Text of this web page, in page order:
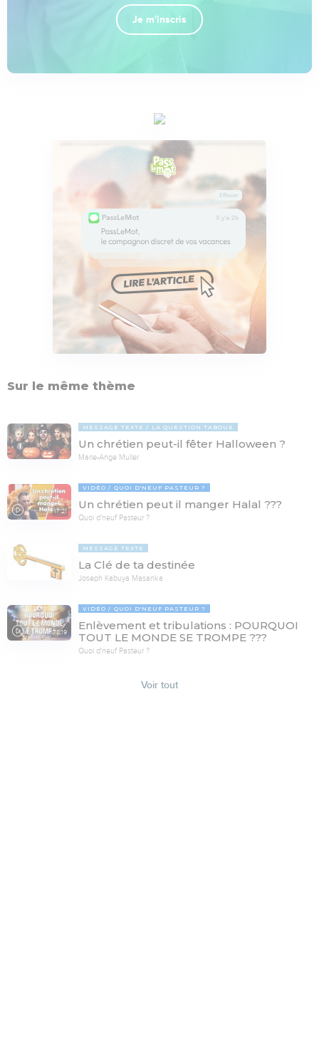
Je m'inscris
Sur le même thème
MESSAGE TEXTE LA QUESTION TABOUE
Un chrétien peut-il fêter Halloween ?
Marie-Ange Muller
17:21
VIDÉO QUOI D'NEUF PASTEUR ?
Un chrétien peut il manger Halal ???
Quoi d'neuf Pasteur ?
MESSAGE TEXTE
La Clé de ta destinée
Joseph Kabuya Masanka
78:19
VIDÉO QUOI D'NEUF PASTEUR ?
Enlèvement et tribulations : POURQUOI
TOUT LE MONDE SE TROMPE ???
Quoi d'neuf Pasteur ?
Voir tout